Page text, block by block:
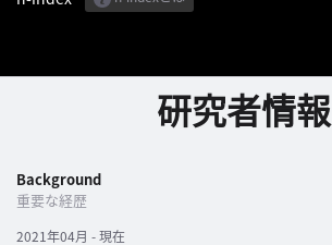
ロ
へ
研究者情報
Background
重要な経歴
2021年04月 - 現在